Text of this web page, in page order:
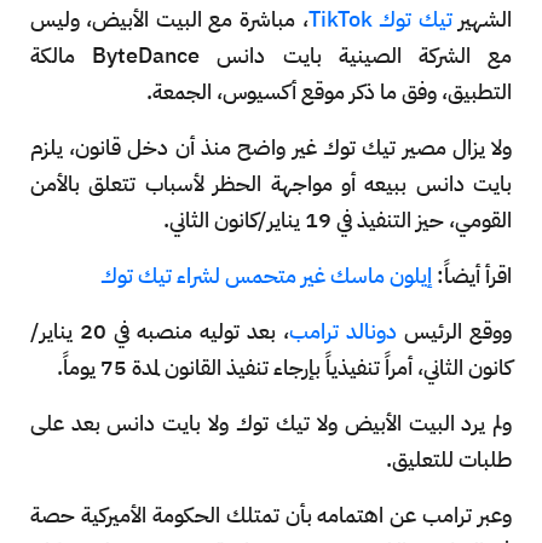
الشهيرتيك توك TikTok
، مباشرة مع البيت الأبيض، وليس
مع الشركة الصينية بايت دانس ByteDance مالكة
التطبيق، وفق ما ذكر موقع أكسيوس، الجمعة.
ولا يزال مصير تيك توك غير واضح منذ أن دخل قانون، يلزم
بايت دانس ببيعه أو مواجهة الحظر لأسباب تتعلق بالأمن
القومي، حيز التنفيذ في 19 يناير/كانون الثاني.
اقرأ أيضاً: إيلون ماسك غير متحمس لشراء تيك توك
ووقع الرئيس دونالد ترامب
، بعد توليه منصبه في 20 يناير/
كانون الثاني، أمراً تنفيذياً بإرجاء تنفيذ القانون لمدة 75 يوماً.
ولم يرد البيت الأبيض ولا تيك توك ولا بايت دانس بعد على
طلبات للتعليق.
وعبر ترامب عن اهتمامه بأن تمتلك الحكومة الأميركية حصة